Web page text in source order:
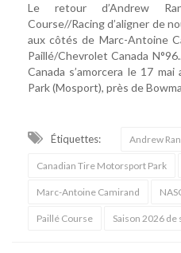
Le retour d’Andrew
Course//Racing d’aligner de
aux côtés de Marc-Antoine
Paillé/Chevrolet Canada
Canada s’amorcera le 17
Park (Mosport), près de
Étiquettes: Andrew
Canadian Tire Motorsport Park
Marc-Antoine Camirand
Paillé Course Saison 2026